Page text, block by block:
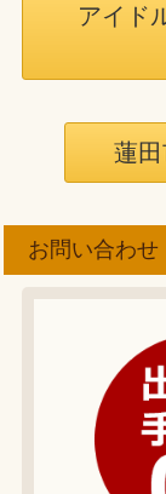
アイド
蓮
お問い合わせ